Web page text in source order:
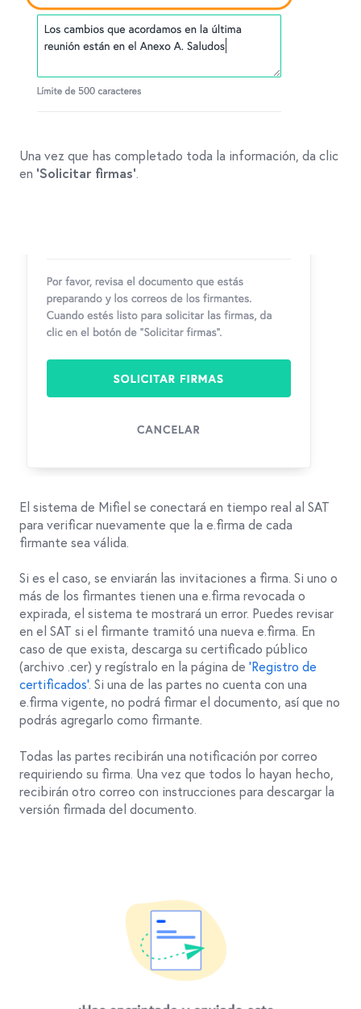
Una vez que has completado toda la información, da clic
en ‘Solicitar firmas’.
El sistema de Mifiel se conectará en tiempo real al SAT
para verificar nuevamente que la e.firma de cada
firmante sea válida.
Si es el caso, se enviarán las invitaciones a firma. Si uno o
más de los firmantes tienen una e.firma revocada o
expirada, el sistema te mostrará un error. Puedes revisar
en el SAT si el firmante tramitó una nueva e.firma. En
caso de que exista, descarga su certificado público
(archivo .cer) y regístralo en la página de ‘Registro de
certificados’. Si una de las partes no cuenta con una
e.firma vigente, no podrá firmar el documento, así que no
podrás agregarlo como firmante.
Todas las partes recibirán una notificación por correo
requiriendo su firma. Una vez que todos lo hayan hecho,
recibirán otro correo con instrucciones para descargar la
versión firmada del documento.